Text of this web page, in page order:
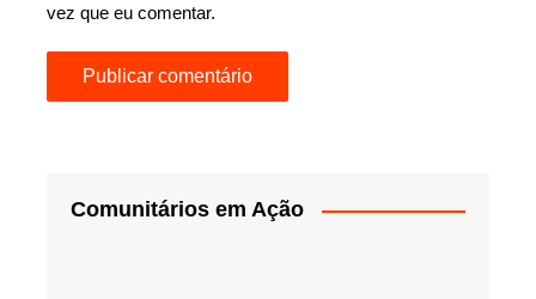
vez que eu comentar.
Comunitários em Ação